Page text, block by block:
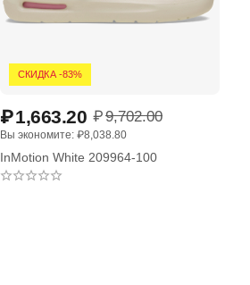
СКИДКА -83%
₽9,702.00
₽1,663.20
Вы экономите: ₽8,038.80
InMotion White 209964-100